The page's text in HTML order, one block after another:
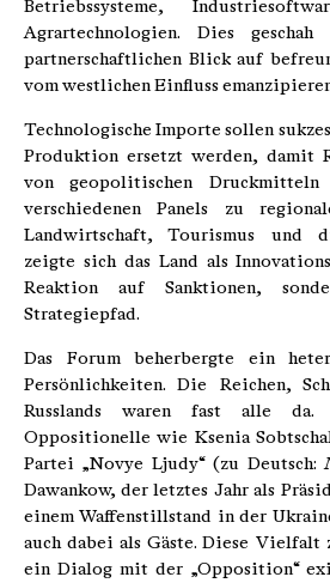
Betriebssysteme,
Agrartechnologien. Dies
partnerschaftlichen Blick auf
vom westlichen Einfluss
Technologische Importe sollen
Produktion ersetzt werden, damit
von geopolitischen
verschiedenen Panels zu
Landwirtschaft, Tourismus und
zeigte sich das Land als
Reaktion auf Sanktionen,
Strategiepfad.
Das Forum beherbergte ein
Persönlichkeiten. Die Reichen,
Russlands waren fast alle da.
Oppositionelle wie Ksenia
Partei „Novye Ljudy“ (zu Deutsch:
Dawankow, der letztes Jahr als
einem Waffenstillstand in der
auch dabei als Gäste. Diese Vielfalt
ein Dialog mit der „Opposition“